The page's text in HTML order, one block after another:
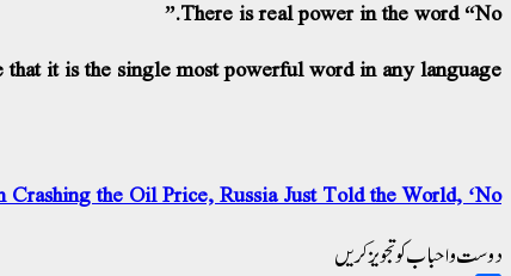
There is real power in the word “No.”
that it is the single most powerful word in any language.
Crashing the Oil Price, Russia Just Told the World, ‘No!’
دوست و احباب کو تجویز کریں